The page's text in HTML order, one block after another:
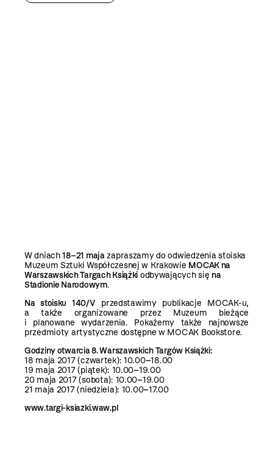
W dniach18–21 majazapraszamy do odwiedzenia stoiska
Muzeum Sztuki Współczesnej w Krakowie MOCAK na
Warszawskich Targach Książki odbywających się na
Stadionie Narodowym.
Na stoisku 140/V przedstawimy publikacje MOCAK-u,
a także organizowane przez Muzeum bieżące
i planowane wydarzenia. Pokażemy także najnowsze
przedmioty artystyczne dostępne w MOCAK Bookstore.
Godziny otwarcia 8. Warszawskich Targów Książki:
18 maja 2017 (czwartek): 10.00–18.00
19 maja 2017 (piątek): 10.00–19.00
20 maja 2017 (sobota): 10.00–19.00
21 maja 2017 (niedziela): 10.00–17.00
www.targi-ksiazki.waw.pl